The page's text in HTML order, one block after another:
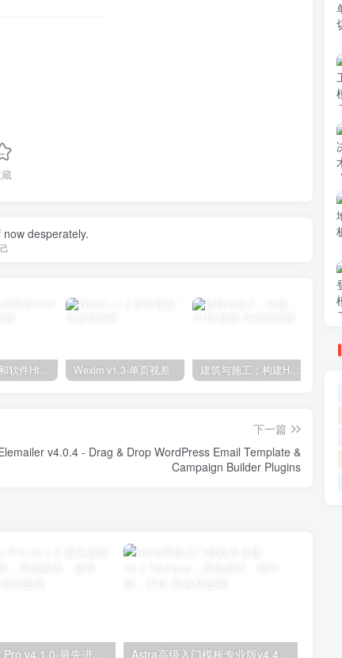
desperately.
Lonyo-Sass和软件Html模板 Wexim v1.3-单页视差 建筑与施工；构建HTML模板
下一篇
v4.0.4 - Drag & Drop WordPress Email Template &
Campaign Builder Plugins